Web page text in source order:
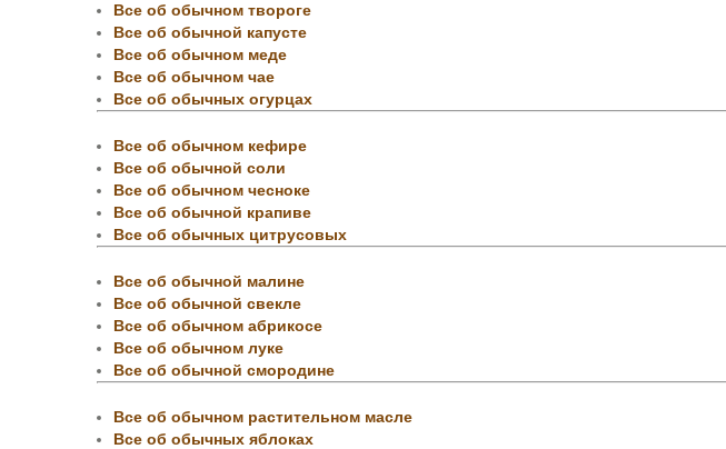
Все об обычном твороге
Все об обычной капусте
Все об обычном меде
Все об обычном чае
Все об обычных огурцах
Все об обычном кефире
Все об обычной соли
Все об обычном чесноке
Все об обычной крапиве
Все об обычных цитрусовых
Все об обычной малине
Все об обычной свекле
Все об обычном абрикосе
Все об обычном луке
Все об обычной смородине
Все об обычном растительном масле
Все об обычных яблоках